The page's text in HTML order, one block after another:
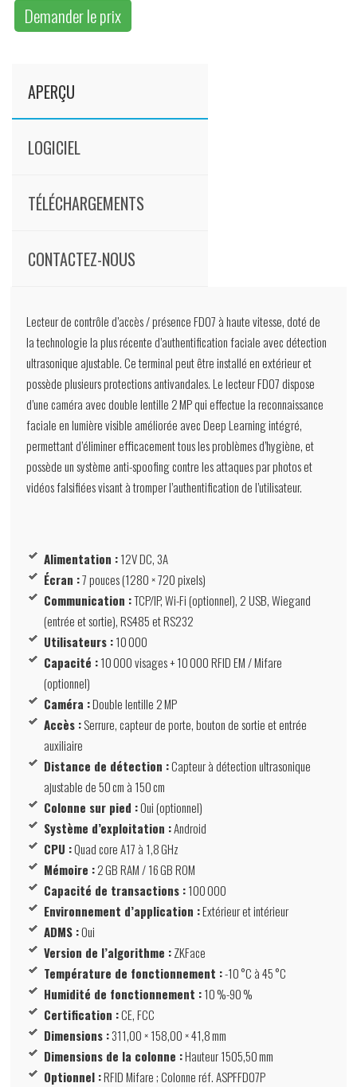
Demander le prix
APERÇU
LOGICIEL
TÉLÉCHARGEMENTS
CONTACTEZ-NOUS
Lecteur de contrôle d’accès / présence FD07 à haute vitesse, doté de
la technologie la plus récente d’authentification faciale avec détection
ultrasonique ajustable. Ce terminal peut être installé en extérieur et
possède plusieurs protections antivandales. Le lecteur FD07 dispose
d’une caméra avec double lentille 2 MP qui effectue la reconnaissance
faciale en lumière visible améliorée avec Deep Learning intégré,
permettant d’éliminer efficacement tous les problèmes d’hygiène, et
possède un système anti-spoofing contre les attaques par photos et
vidéos falsifiées visant à tromper l’authentification de l’utilisateur.
Alimentation :12V DC, 3A
Écran :7 pouces (1280 × 720 pixels)
Communication :TCP/IP, Wi-Fi (optionnel), 2 USB, Wiegand
(entrée et sortie), RS485 et RS232
Utilisateurs :10 000
Capacité :10 000 visages + 10 000 RFID EM / Mifare
(optionnel)
Caméra :Double lentille 2 MP
Accès :Serrure, capteur de porte, bouton de sortie et entrée
auxiliaire
Distance de détection :Capteur à détection ultrasonique
ajustable de 50 cm à 150 cm
Colonne sur pied :Oui (optionnel)
Système d’exploitation :Android
CPU :Quad core A17 à 1,8 GHz
Mémoire :2 GB RAM / 16 GB ROM
Capacité de transactions :100 000
Environnement d’application :Extérieur et intérieur
ADMS :Oui
Version de l’algorithme :ZKFace
Température de fonctionnement :-10 °C à 45 °C
Humidité de fonctionnement :10 %-90 %
Certification :CE, FCC
Dimensions :311,00 × 158,00 × 41,8 mm
Dimensions de la colonne :Hauteur 1505,50 mm
Optionnel :RFID Mifare ; Colonne réf. ASPFFD07P